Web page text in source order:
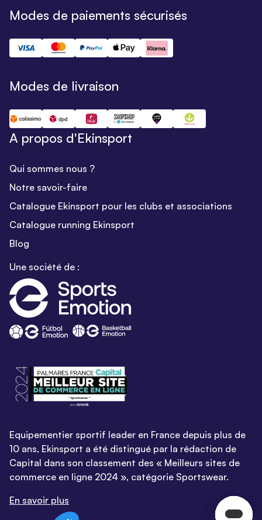
Modes de paiements sécurisés
Modes de livraison
A propos d'Ekinsport
Qui sommes nous ?
Notre savoir-faire
Catalogue Ekinsport pour les clubs et associations
Catalogue running Ekinsport
Blog
Une société de :
Equipementier sportif leader en France depuis plus de
10 ans, Ekinsport a été distingué par la rédaction de
Capital dans son classement des « Meilleurs sites de
commerce en ligne 2024 », catégorie Sportswear.
En savoir plus